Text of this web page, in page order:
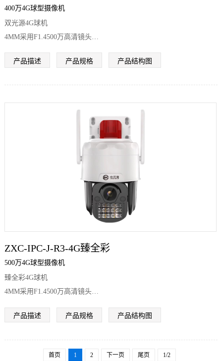
400万4G球型摄像机
双光源4G球机
4MM采用F1.4500万高清镜头
6MM采用F1.8
500万高清镜头
产品描述 产品规格 产品结构图
ZXC-IPC-J-R3-4G臻全彩
500万4G球型摄像机
臻全彩4G球机
4MM采用F1.4500万高清镜头
500万高清镜头
产品描述 产品规格 产品结构图
首页 1 2 下一页 尾页 1/2